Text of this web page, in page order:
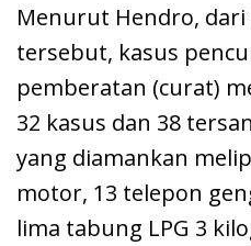
Menurut Hendro,
tersebut, kasus
pemberatan (curat)
32 kasus dan 38
yang diamankan
motor, 13 telepon
lima tabung LPG 3